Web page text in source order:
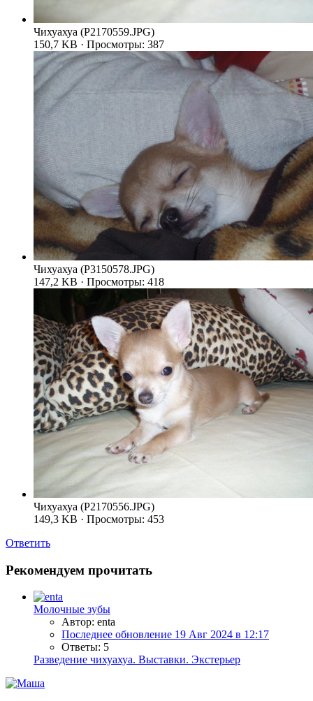
Чихуахуа (P2170559.JPG)
150,7 KB · Просмотры: 387
Чихуахуа (P3150578.JPG)
147,2 KB · Просмотры: 418
Чихуахуа (P2170556.JPG)
149,3 KB · Просмотры: 453
Ответить
Рекомендуем прочитать
Молочные зубы
Автор: enta
Последнее обновление 19 Авг 2024 в 12:17
Ответы: 5
Разведение чихуахуа. Выставки. Экстерьер